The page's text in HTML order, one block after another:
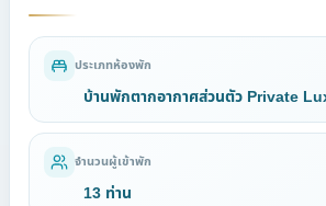
ประเภทห้องพัก
บ้านพักตากอากาศส่วนตัว Private
จำนวนผู้เข้าพัก
13 ท่าน